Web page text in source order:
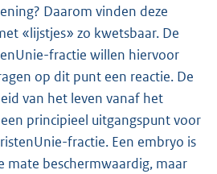
Daarom vinden deze
«lijstjes» zo kwetsbaar. De
fractie willen hiervoor
op dit punt een reactie. De
van het leven vanaf het
principieel uitgangspunt voor
fractie. Een embryo is
mate beschermwaardig, maar